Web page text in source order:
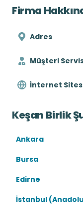
Firma
Adres
Müşteri
İnternet
Keşan Birlik
Ankara
Bursa
Edirne
İstanbul